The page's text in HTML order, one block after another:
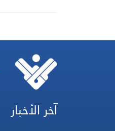
آخر الأخبار